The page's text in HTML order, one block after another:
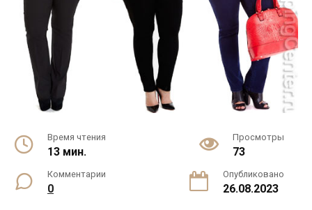
Время чтения
13 мин.
Просмотры
73
Комментарии
0
Опубликовано
26.08.2023